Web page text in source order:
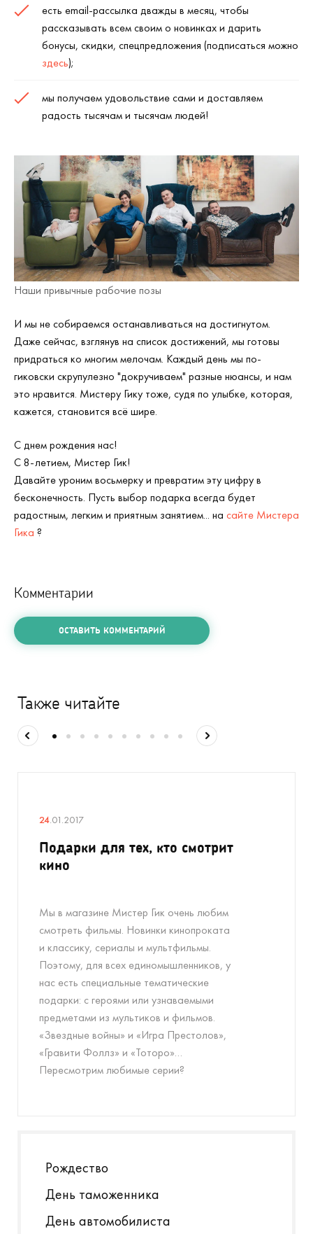
есть email-рассылка дважды в месяц, чтобы
рассказывать всем своим о новинках и дарить
бонусы, скидки, спецпредложения (подписаться можно
здесь);
мы получаем удовольствие сами и доставляем
радость тысячам и тысячам людей!
Наши привычные рабочие позы
И мы не собираемся останавливаться на достигнутом.
Даже сейчас, взглянув на список достижений, мы готовы
придраться ко многим мелочам. Каждый день мы по-
гиковски скрупулезно "докручиваем" разные нюансы, и нам
это нравится. Мистеру Гику тоже, судя по улыбке, которая,
кажется, становится всё шире.
С днем рождения нас!
С 8-летием, Мистер Гик!
Давайте уроним восьмерку и превратим эту цифру в
бесконечность. Пусть выбор подарка всегда будет
радостным, легким и приятным занятием... на сайте Мистера
Гика ?
Комментарии
ОСТАВИТЬ КОММЕНТАРИЙ
Также читайте
24.01.2017
Подарки для тех, кто смотрит
кино
Мы в магазине Мистер Гик очень любим
смотреть фильмы. Новинки кинопроката
и классику, сериалы и мультфильмы.
Поэтому, для всех единомышленников, у
нас есть специальные тематические
подарки: с героями или узнаваемыми
предметами из мультиков и фильмов.
«Звездные войны» и «Игра Престолов»,
«Гравити Фоллз» и «Тоторо»…
Пересмотрим любимые серии?
Рождество
День таможенника
День автомобилиста